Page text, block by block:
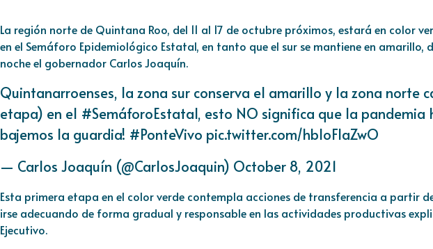
La región norte de Quintana Roo, del 11 al 17 de octubre próximos, estará en color
en el Semáforo Epidemiológico Estatal, en tanto que el sur se mantiene en amarillo,
noche el gobernador Carlos Joaquín.
Quintanarroenses, la zona sur conserva el amarillo y la zona norte
etapa) en el #SemáforoEstatal, esto NO significa que la pandemia
bajemos la guardia! #PonteVivo pic.twitter.com/hbloFIaZwO
— Carlos Joaquín (@CarlosJoaquin) October 8, 2021
Esta primera etapa en el color verde contempla acciones de transferencia a partir
irse adecuando de forma gradual y responsable en las actividades productivas
Ejecutivo.